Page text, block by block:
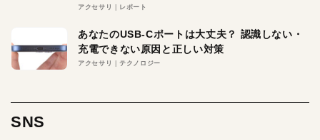
アクセサリ レポート
あなたのUSB-Cポートは大丈夫？ 認識しない・
充電できない原因と正しい対策
アクセサリ テクノロジー
SNS